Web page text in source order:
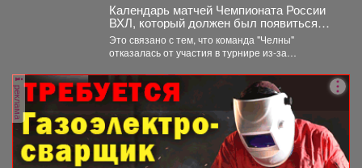
Календарь матчей Чемпионата России
ВХЛ, который должен был появиться
сегодня, опубликуют позднее.
Это связано с тем, что команда "Челны"
отказалась от участия в турнире из-за
реклама